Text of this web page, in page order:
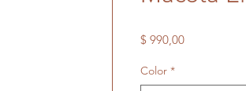
$ 990,00Precio
Color *